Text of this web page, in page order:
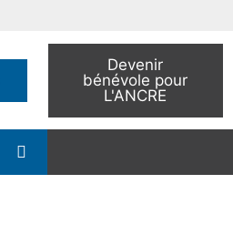
Devenir
bénévole pour
L'ANCRE